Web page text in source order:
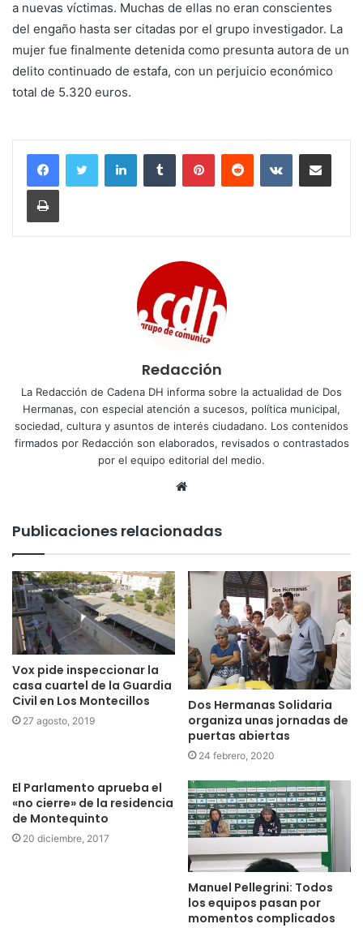
a nuevas víctimas. Muchas de ellas no eran conscientes
del engaño hasta ser citadas por el grupo investigador. La
mujer fue finalmente detenida como presunta autora de un
delito continuado de estafa, con un perjuicio económico
total de 5.320 euros.
LinkedInTumblr PinterestReddit VKontakteCompartir por
Imprimir
Redacción
La Redacción de Cadena DH informa sobre la actualidad de Dos
Hermanas, con especial atención a sucesos, política municipal,
sociedad, cultura y asuntos de interés ciudadano. Los contenidos
firmados por Redacción son elaborados, revisados o contrastados
por el equipo editorial del medio.
Sitio
Publicaciones relacionadas
Vox pide inspeccionar la
casa cuartel de la Guardia
Civil en Los Montecillos
27 agosto, 2019
Dos Hermanas Solidaria
organiza unas jornadas de
puertas abiertas
24 febrero, 2020
El Parlamento aprueba el
«no cierre» de la residencia
de Montequinto
20 diciembre, 2017
Manuel Pellegrini: Todos
los equipos pasan por
momentos complicados